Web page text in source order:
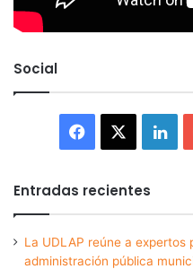
Social
Facebook
Entradas recientes
La UDLAP reúne a expertos
administración pública